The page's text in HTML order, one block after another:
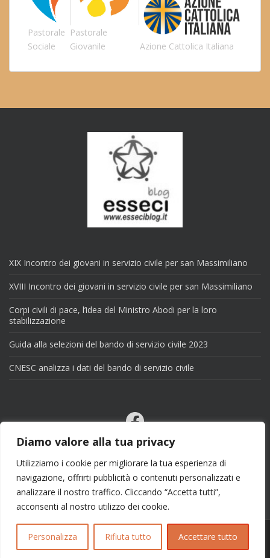
Diamo valore alla tua privacy
Utilizziamo i cookie per migliorare la tua esperienza di
navigazione, offrirti pubblicità o contenuti personalizzati e
analizzare il nostro traffico. Cliccando “Accetta tutti”,
acconsenti al nostro utilizzo dei cookie.
Personalizza Rifiuta tutto Accettare tutto
Pastorale
Sociale
Pastorale
Giovanile
Azione Cattolica Italiana
XIX Incontro dei giovani in servizio civile per san Massimiliano
XVIII Incontro dei giovani in servizio civile per san Massimiliano
Corpi civili di pace, l’idea del Ministro Abodi per la loro
stabilizzazione
Guida alla selezioni del bando di servizio civile 2023
CNESC analizza i dati del bando di servizio civile
Facebook
Email
X
Copyright 2025 | info@esseciblog.it | Tema perColorlibDisegnato da
WordPress